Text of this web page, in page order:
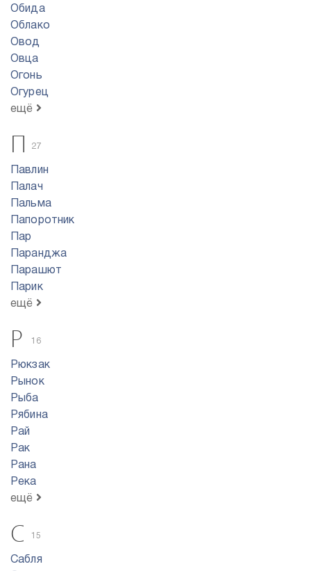
Обида
Облако
Овод
Овца
Огонь
Огурец
ещё
П 27
Павлин
Палач
Пальма
Папоротник
Пар
Паранджа
Парашют
Парик
ещё
Р 16
Рюкзак
Рынок
Рыба
Рябина
Рай
Рак
Рана
Река
ещё
С 15
Сабля